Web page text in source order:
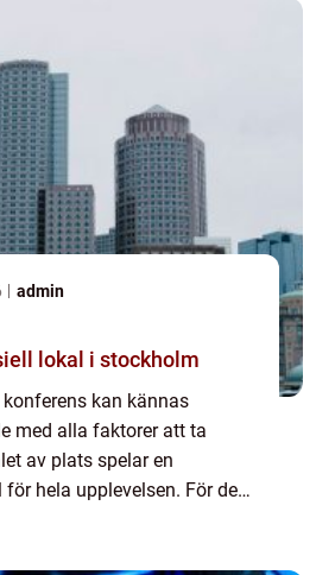
admin
lokal i stockholm
kan kännas
med alla faktorer att ta
av plats spelar en
hela upplevelsen. För dem